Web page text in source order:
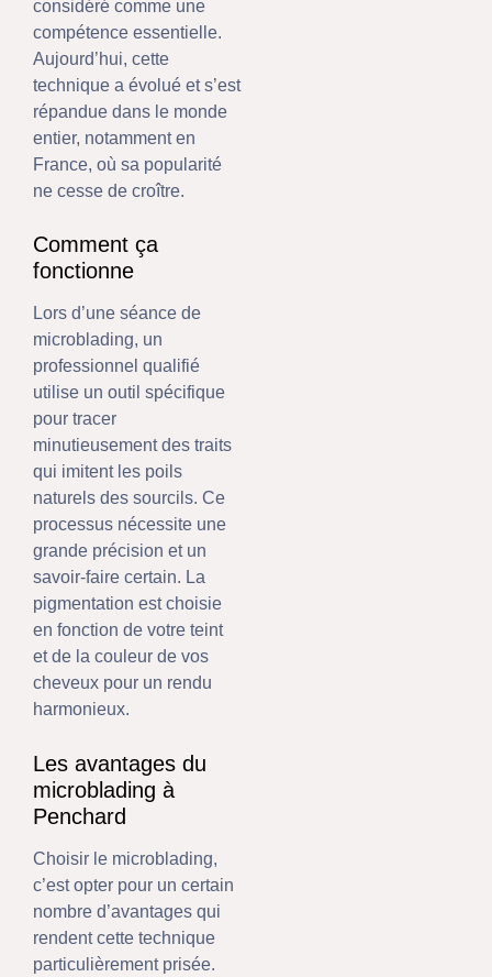
considéré comme une
compétence essentielle.
Aujourd’hui, cette
technique a évolué et s’est
répandue dans le monde
entier, notamment en
France, où sa popularité
ne cesse de croître.
Comment ça
fonctionne
Lors d’une séance de
microblading, un
professionnel qualifié
utilise un outil spécifique
pour tracer
minutieusement des traits
qui imitent les poils
naturels des sourcils. Ce
processus nécessite une
grande précision et un
savoir-faire certain. La
pigmentation est choisie
en fonction de votre teint
et de la couleur de vos
cheveux pour un rendu
harmonieux.
Les avantages du
microblading à
Penchard
Choisir le microblading,
c’est opter pour un certain
nombre d’avantages qui
rendent cette technique
particulièrement prisée.